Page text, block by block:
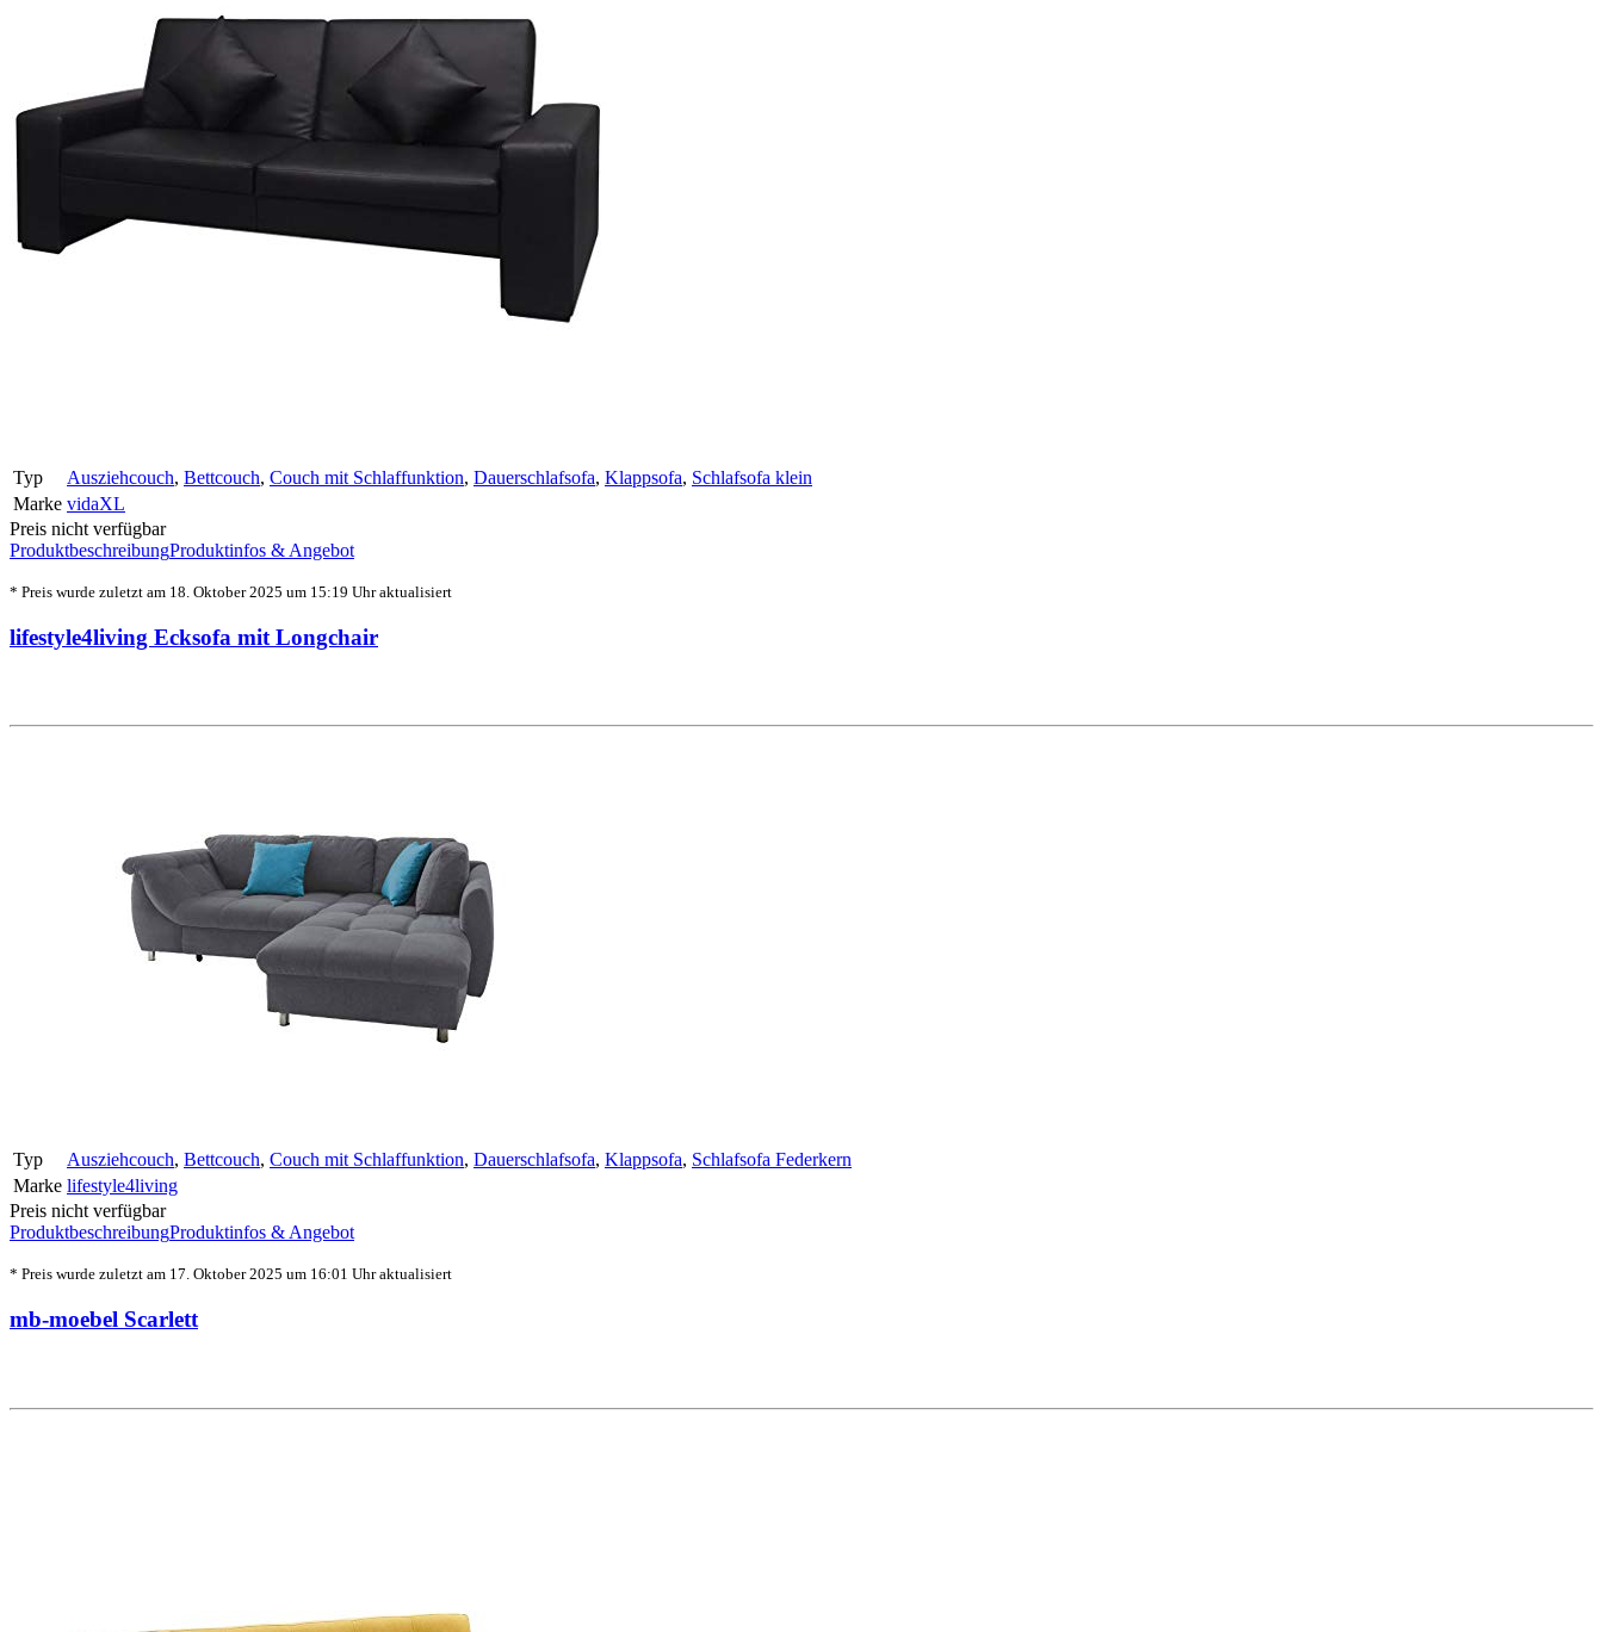
Typ Ausziehcouch, Bettcouch, Couch mit Schlaffunktion, Dauerschlafsofa, Klappsofa, Schlafsofa klein
Marke vidaXL
Preis nicht verfügbar
ProduktbeschreibungProduktinfos & Angebot
* Preis wurde zuletzt am 18. Oktober 2025 um 15:19 Uhr aktualisiert
lifestyle4living Ecksofa mit Longchair
Typ Ausziehcouch, Bettcouch, Couch mit Schlaffunktion, Dauerschlafsofa, Klappsofa, Schlafsofa Federkern
Marke lifestyle4living
Preis nicht verfügbar
ProduktbeschreibungProduktinfos & Angebot
* Preis wurde zuletzt am 17. Oktober 2025 um 16:01 Uhr aktualisiert
mb-moebel Scarlett